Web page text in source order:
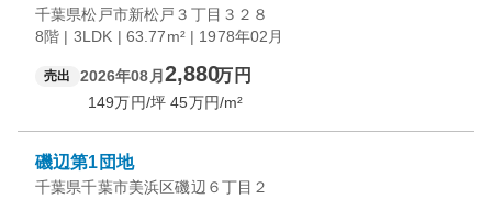
千葉県松戸市新松戸３丁目３２８
8階 | 3LDK | 63.77m² | 1978年02月
売出 2026年08月 2,880万円
149万円/坪 45万円/m²
磯辺第1団地
千葉県千葉市美浜区磯辺６丁目２